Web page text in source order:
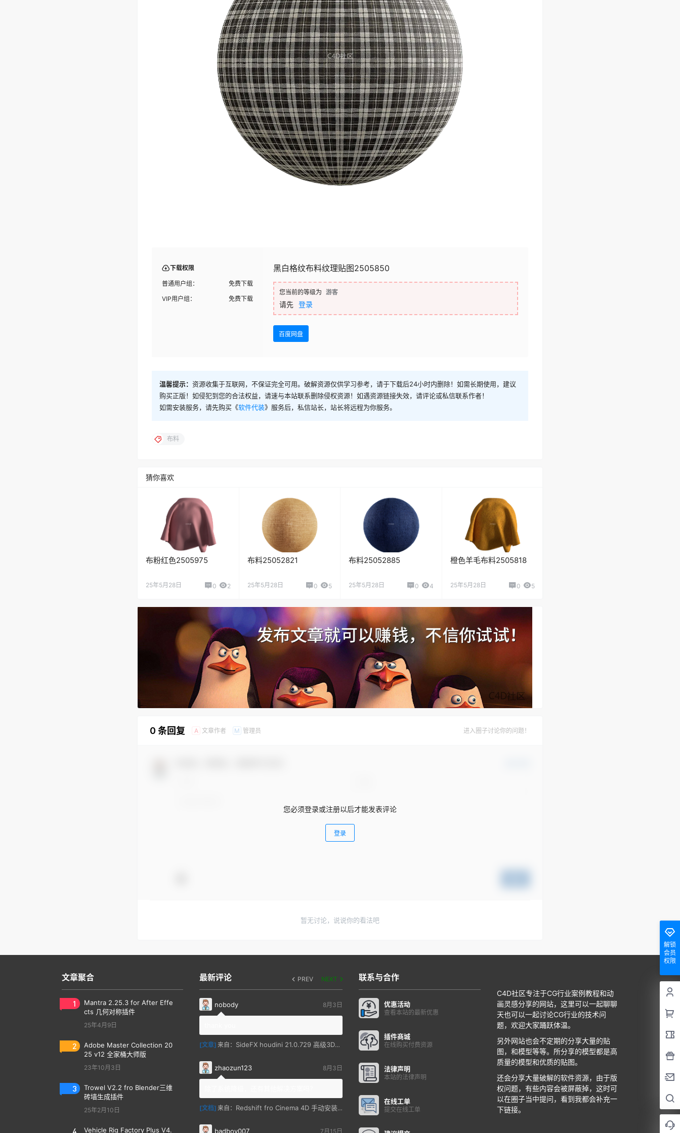
下载权限
普通用户组：
免费下载
VIP用户组：
免费下载
黑白格纹布料纹理贴图2505850
您当前的等级为 游客
请先 登录
百度网盘
温馨提示： 资源收集于互联网，不保证完全可用。破解资源仅供学习参考，请于下载后24小时内删除！如需长期使用，建议
购买正版！如侵犯到您的合法权益，请速与本站联系删除侵权资源！如遇资源链接失效，请评论或私信联系作者！
如需安装服务，请先购买《软件代装》服务后，私信站长，站长将远程为你服务。
布料
猜你喜欢
布粉红色2505975
25年5月28日 0 2
布料25052821
25年5月28日 0 5
布料25052885
25年5月28日 0 4
橙色羊毛布料2505818
25年5月28日 0 5
0 条回复 A 文章作者 M 管理员 进入圈子讨论你的问题！
您必须登录或注册以后才能发表评论
登录
暂无讨论，说说你的看法吧
解锁
会员
权限
文章聚合
1
Mantra 2.25.3 for After Effe
cts 几何对称插件
25年4月9日
2
Adobe Master Collection 20
25 v12 全家桶大师版
23年10月3日
3
Trowel V2.2 fro Blender三维
砖墙生成插件
25年2月10日
4 Vehicle Rig Factory Plus V4.
最新评论 PREV NEXT
nobody 8月3日
[文章] 来自： SideFX houdini 21.0.729 高级3D特效软件
zhaozun123 8月3日
[文档] 来自： Redshift fro Cinema 4D 手动安装教程
badboy007 7月15日
联系与合作
优惠活动
查看本站的最新优惠
插件商城
在线购买付费资源
法律声明
本站的法律声明
在线工单
提交在线工单
C4D社区专注于CG行业案例教程和动
画灵感分享的网站，这里可以一起聊聊
天也可以一起讨论CG行业的技术问
题，欢迎大家踊跃体温。
另外网站也会不定期的分享大量的贴
图，和模型等等。所分享的模型都是高
质量的模型和优质的贴图。
还会分享大量破解的软件资源，由于版
权问题，有些内容会被屏蔽掉，这时可
以在圈子当中提问，看到我都会补充一
下链接。